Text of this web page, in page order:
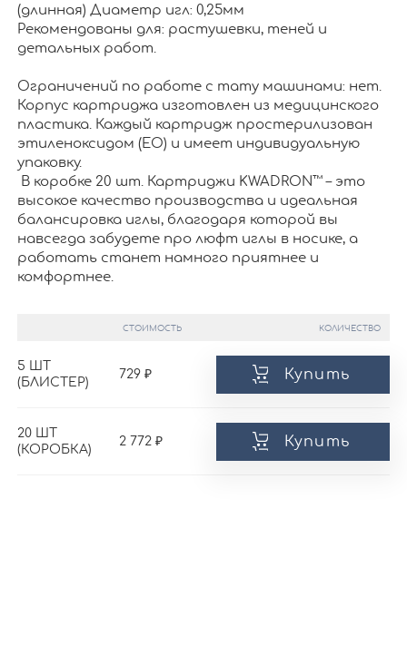
(длинная) Диаметр игл: 0,25мм
Рекомендованы для: растушевки, теней и
детальных работ.
Ограничений по работе c тату машинами: нет.
Корпус картриджа изготовлен из медицинского
пластика. Каждый картридж простерилизован
этиленоксидом (EO) и имеет индивидуальную
упаковку.
В коробке 20 шт. Картриджи KWADRON™ – это
высокое качество производства и идеальная
балансировка иглы, благодаря которой вы
навсегда забудете про люфт иглы в носике, а
работать станет намного приятнее и
комфортнее.
СТОИМОСТЬ КОЛИЧЕСТВО
5 ШТ
(БЛИСТЕР)
729 Купить
20 ШТ
(КОРОБКА)
2 772 Купить